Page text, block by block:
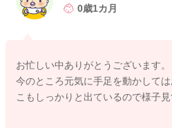
いかとご心配になるかと思うのです
を伺う限りですと、元気もあり、お
に飲めているということであれば
思いますので、しばらくご様子を
0歳1カ月
お忙しい中ありがとうございます。
今のところ元気に手足を動かして
こもしっかりと出ているので様子見